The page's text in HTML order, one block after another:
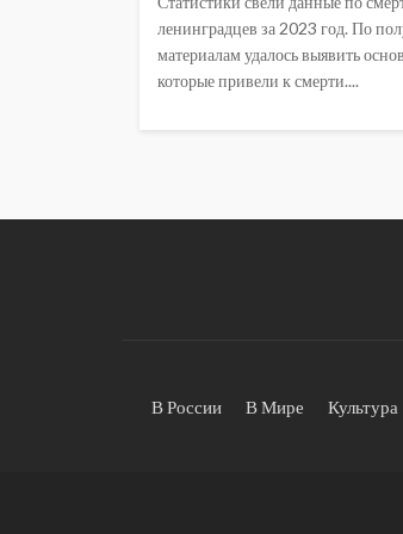
ленинградцев за 2023 год. По
материалам удалось выявить
которые привели к смерти....
В России В Мире Культура